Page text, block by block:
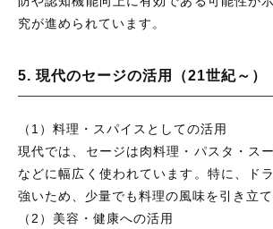
究が進められています。
5. 現代のセージの活用（21世紀～）
（1）料理・スパイスとしての活用
現代では、セージは肉料理・パスタ・ス
などに幅広く使われています。特に、ド
強いため、少量でも料理の風味を引き立て
（2）美容・健康への活用